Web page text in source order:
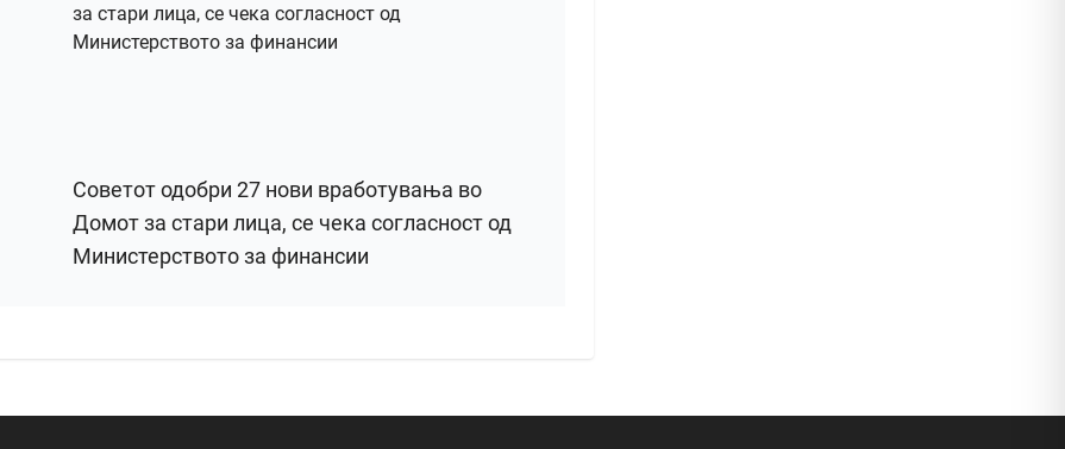
Советот одобри 27 нови вработувања во
Домот за стари лица, се чека согласност од
Министерството за финансии